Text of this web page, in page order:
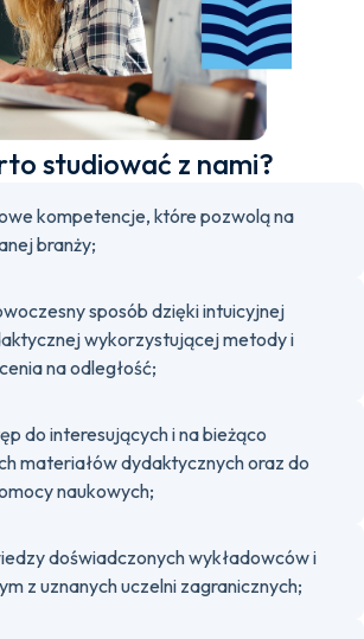
studiować z nami?
kompetencje, które pozwolą na
branży;
sposób dzięki intuicyjnej
wykorzystującej metody i
na odległość;
do interesujących i na bieżąco
materiałów dydaktycznych oraz do
naukowych;
doświadczonych wykładowców i
z uznanych uczelni zagranicznych;